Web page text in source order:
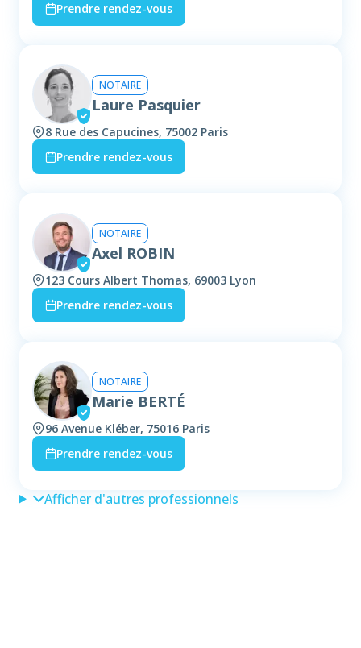
Prendre rendez-vous
NOTAIRE
Laure Pasquier
8 Rue des Capucines, 75002 Paris
Prendre rendez-vous
NOTAIRE
Axel ROBIN
123 Cours Albert Thomas, 69003 Lyon
Prendre rendez-vous
NOTAIRE
Marie BERTÉ
96 Avenue Kléber, 75016 Paris
Prendre rendez-vous
Afficher d'autres professionnels